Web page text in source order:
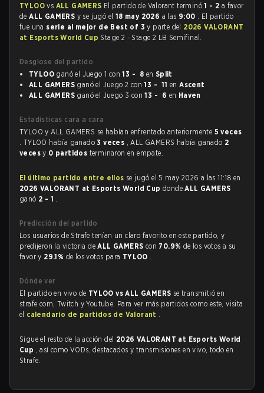
TYLOOvs ALL GAMERS El partido de Valorant terminó1 - 2 a favor
deALL GAMERS y se jugó el 18 may 2026 a las 9:00 . El partido
fue una serie al mejor de Best of 3y parte del 2026 VALORANT
at Esports World Cup Stage 2 - Stage 2 LB Semifinal.
Desglose del partido
TYLOO ganó el Juego 1 con13 - 8 en Split
ALL GAMERS ganó el Juego 2 con13 - 11 enAscent
ALL GAMERS ganó el Juego 3 con13 - 6 en Haven
Estadísticas cara a cara
TYLOO y ALL GAMERS se habían enfrentado anteriormente 5 veces
. TYLOO había ganado3 veces , ALL GAMERS había ganado 2
vecesy 0 partidos terminaron en empate.
El último partido entre ellos se jugó el 5 may 2026 a las 11:18 en
2026 VALORANT at Esports World Cup dondeALL GAMERS
ganó 2 - 1 .
Predicción del partido
Los usuarios de Strafe tenían un claro favorito en este partido, y
predijeron la victoria deALL GAMERS con 70.9% de los votos a su
favor y 29.1% de los votos para TYLOO .
Dónde ver
El partido en vivo de TYLOO vs ALL GAMERS se transmitió en
strafe.com, Twitch y Youtube. Para ver más partidos como este, visita
el calendario de partidos de Valorant .
Sigue el resto de la acción del 2026 VALORANT at Esports World
Cup , así como VODs, destacados y transmisiones en vivo, todo en
Strafe.